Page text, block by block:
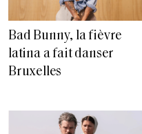
Bad Bunny, la fièvre
latina a fait danser
Bruxelles